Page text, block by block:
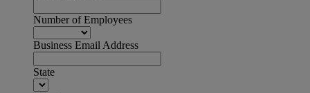
Number of Employees
Business Email Address
State